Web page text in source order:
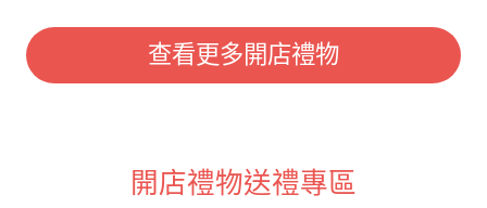
查看更多開店禮物
開店禮物送禮專區